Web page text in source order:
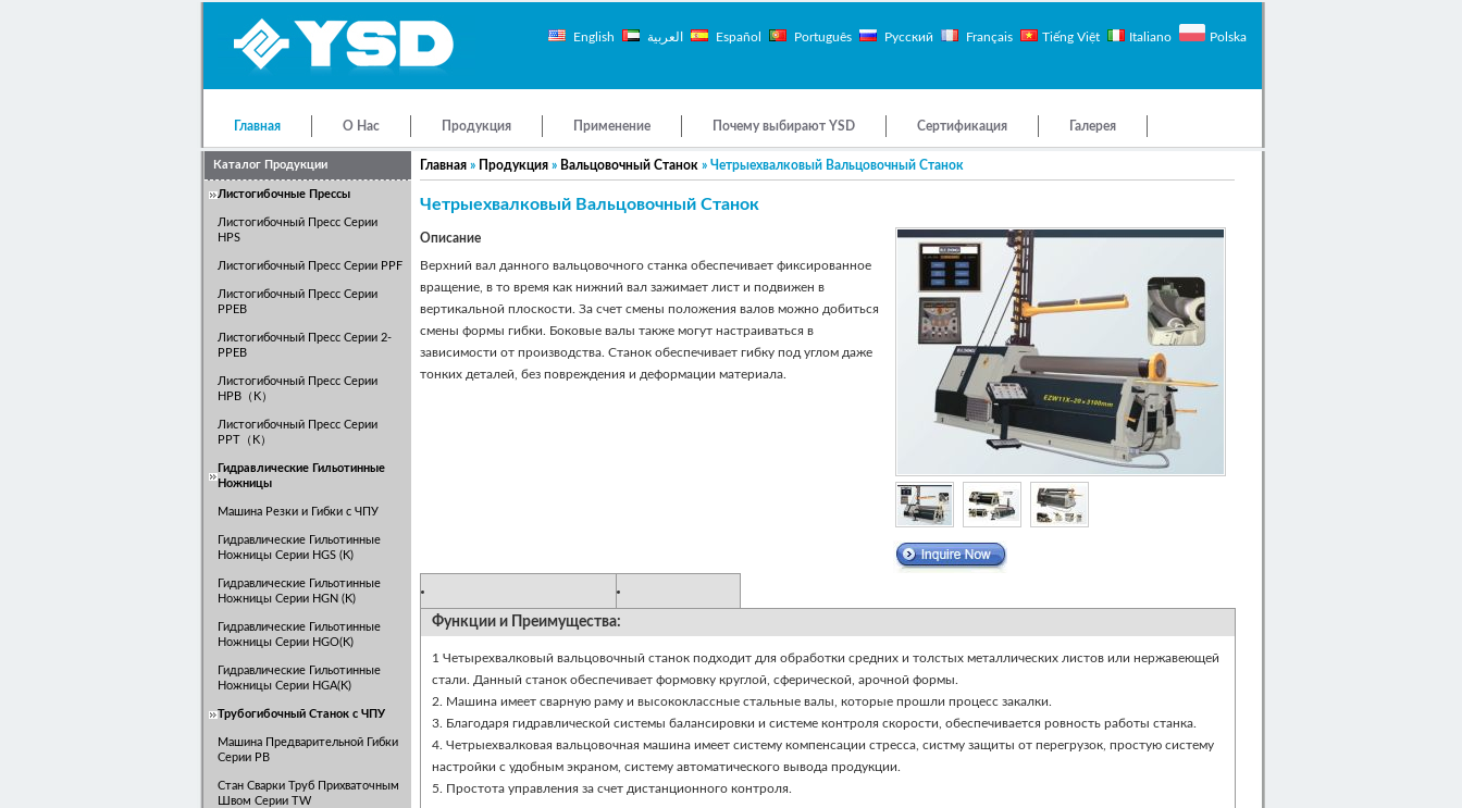
English العربية Español Português Русский Français Tiếng Việt Italiano Polska
Главная О Нас Продукция Применение Почему выбирают YSD Сертификация Галерея
Контакты
Каталог Продукции
Листогибочные Прессы
Листогибочный Пресс Серии
HPS
Листогибочный Пресс Серии PPF
Листогибочный Пресс Серии
PPEB
Листогибочный Пресс Серии 2-
PPEB
Листогибочный Пресс Серии
HPB（K）
Листогибочный Пресс Серии
PPT（K）
Гидравлические Гильотинные
Ножницы
Машина Резки и Гибки с ЧПУ
Гидравлические Гильотинные
Ножницы Серии HGS (K)
Гидравлические Гильотинные
Ножницы Серии HGN (K)
Гидравлические Гильотинные
Ножницы Серии HGO(K)
Гидравлические Гильотинные
Ножницы Серии HGA(K)
Трубогибочный Станок с ЧПУ
Машина Предварительной Гибки
Серии PB
Стан Сварки Труб Прихваточным
Швом Серии TW
Главная » Продукция » Вальцовочный Станок » Четрыехвалковый Вальцовочный Станок
Четрыехвалковый Вальцовочный Станок
Описание
Верхний вал данного вальцовочного станка обеспечивает фиксированное
вращение, в то время как нижний вал зажимает лист и подвижен в
вертикальной плоскости. За счет смены положения валов можно добиться
смены формы гибки. Боковые валы также могут настраиваться в
зависимости от производства. Станок обеспечивает гибку под углом даже
тонких деталей, без повреждения и деформации материала.
Почему выбирают YSD?
Функции и Преимущества:
1 Четырехвалковый вальцовочный станок подходит для обработки средних и толстых металлических листов или нержавеющей
стали. Данный станок обеспечивает формовку круглой, сферической, арочной формы.
2. Машина имеет сварную раму и высококлассные стальные валы, которые прошли процесс закалки.
3. Благодаря гидравлической системы балансировки и системе контроля скорости, обеспечивается ровность работы станка.
4. Четрыехвалковая вальцовочная машина имеет систему компенсации стресса, систму защиты от перегрузок, простую систему
настройки с удобным экраном, систему автоматического вывода продукции.
5. Простота управления за счет дистанционного контроля.